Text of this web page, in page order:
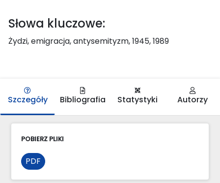
Słowa kluczowe:
Żydzi, emigracja, antysemityzm, 1945, 1989
Szczegóły Bibliografia Statystyki Autorzy
POBIERZ PLIKI
PDF